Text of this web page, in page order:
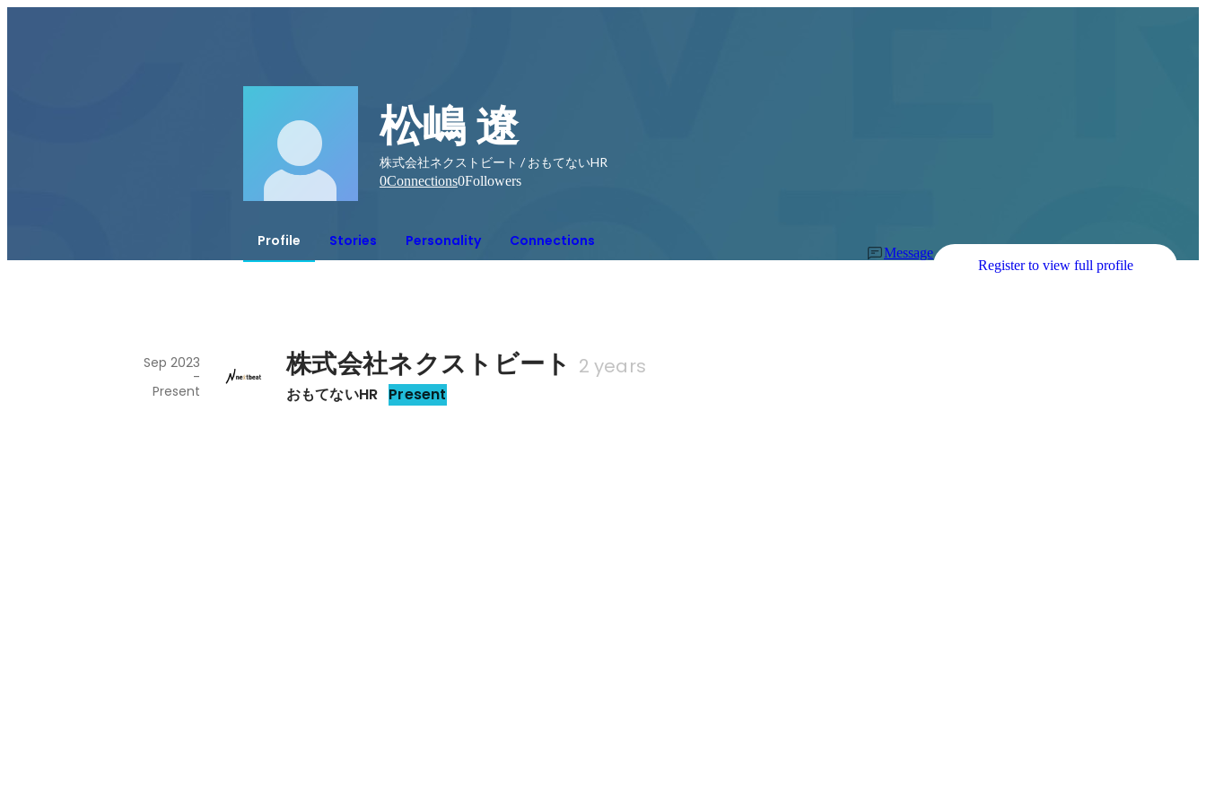
松嶋 遼
株式会社ネクストビート / おもてないHR
0Connections0Followers
Profile Stories Personality Connections
Message
Register to view full profile
株式会社ネクストビート 2 years
おもてないHR Present
Sep 2023
-
Present